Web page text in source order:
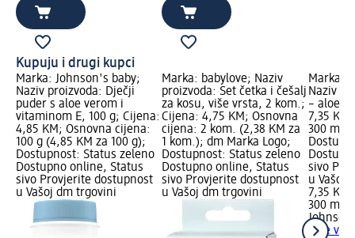
Kupuju i drugi kupci
Marka: Johnson's baby;
Naziv proizvoda: Dječji
puder s aloe verom i
vitaminom E, 100 g; Cijena:
4,85 KM; Osnovna cijena:
100 g (4,85 KM za 100 g);
Dostupnost: Status zeleno
Dostupno online, Status
sivo Provjerite dostupnost
u Vašoj dm trgovini
Marka: babylove; Naziv
proizvoda: Set četka i češalj
za kosu, više vrsta, 2 kom.;
Cijena: 4,75 KM; Osnovna
cijena: 2 kom. (2,38 KM za
1 kom.); dm Marka Logo;
Dostupnost: Status zeleno
Dostupno online, Status
sivo Provjerite dostupnost
u Vašoj dm trgovini
Marka:
Naziv
– aloe
7,35
300 ml
sivo
u Vašoj
7,35 KM
300 ml
aloe